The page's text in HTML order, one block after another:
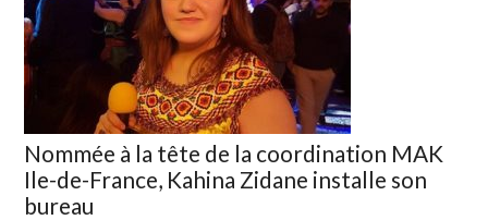
Nommée à la tête de la coordination MAK
Ile-de-France, Kahina Zidane installe son
bureau